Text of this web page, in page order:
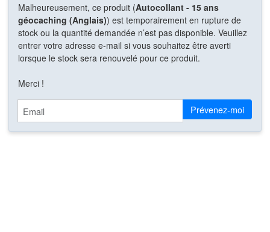
Malheureusement, ce produit (Autocollant - 15 ans
géocaching (Anglais)) est temporairement en rupture de
stock ou la quantité demandée n’est pas disponible. Veuillez
entrer votre adresse e-mail si vous souhaitez être averti
lorsque le stock sera renouvelé pour ce produit.
Merci !
Prévenez-moi